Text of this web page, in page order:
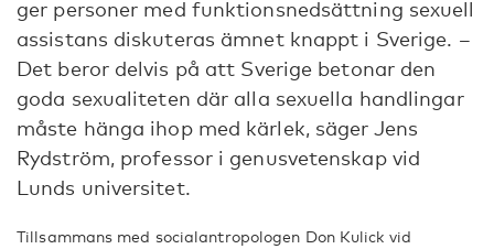
ger personer med funktionsnedsättning sexuell
assistans diskuteras ämnet knappt i Sverige. –
Det beror delvis på att Sverige betonar den
goda sexualiteten där alla sexuella handlingar
måste hänga ihop med kärlek, säger Jens
Rydström, professor i genusvetenskap vid
Lunds universitet.
Tillsammans med socialantropologen Don Kulick vid